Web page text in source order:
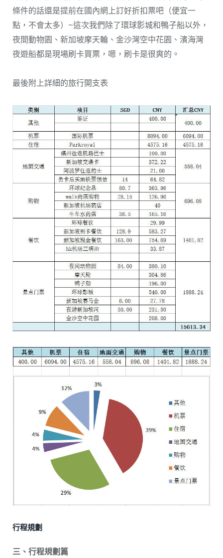
條件的話還是提前在國內網上訂好折扣票吧（便宜一
點，不會太多）~這次我們除了環球影城和鴨子船以外，
夜間動物園、新加坡摩天輪、金沙灣空中花園、濱海灣
夜遊船都是現場刷卡買票，嗯，刷卡是很爽的。
最後附上詳細的旅行開支表
行程規劃
三、行程規劃篇